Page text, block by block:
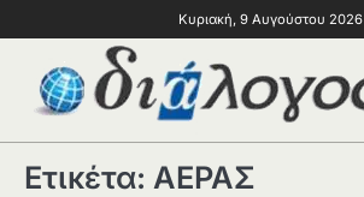
Κυριακή, 9 Αυγούστου 2026
Ετικέτα: ΑΕΡΑΣ